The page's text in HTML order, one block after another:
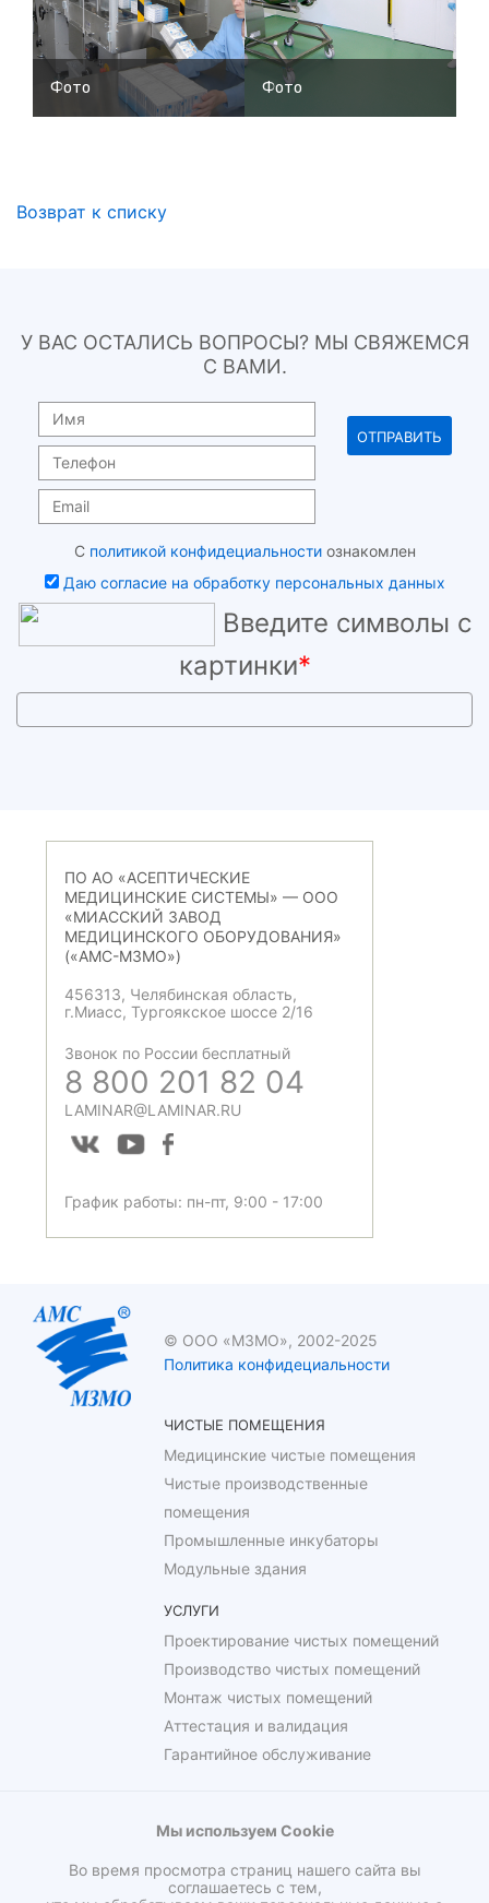
Фото Фото
Возврат к списку
У ВАС ОСТАЛИСЬ ВОПРОСЫ? МЫ СВЯЖЕМСЯ
С ВАМИ.
С политикой конфидециальностиознакомлен
Даю согласие на обработку персональных данных
Введите символы с
картинки*
ПО АО «АСЕПТИЧЕСКИЕ
МЕДИЦИНСКИЕ СИСТЕМЫ» — ООО
«МИАССКИЙ ЗАВОД
МЕДИЦИНСКОГО ОБОРУДОВАНИЯ»
(«АМС-МЗМО»)
456313, Челябинская область,
г.Миасс, Тургоякское шоссе 2/16
Звонок по России бесплатный
8 800 201 82 04
LAMINAR@LAMINAR.RU
График работы: пн-пт, 9:00 - 17:00
© ООО «МЗМО», 2002-2025
Политика конфидециальности
ЧИСТЫЕ ПОМЕЩЕНИЯ
Медицинские чистые помещения
Чистые производственные
помещения
Промышленные инкубаторы
Модульные здания
УСЛУГИ
Проектирование чистых помещений
Производство чистых помещений
Монтаж чистых помещений
Аттестация и валидация
Гарантийное обслуживание
Мы используем Cookie
Во время просмотра страниц нашего сайта вы
соглашаетесь с тем,